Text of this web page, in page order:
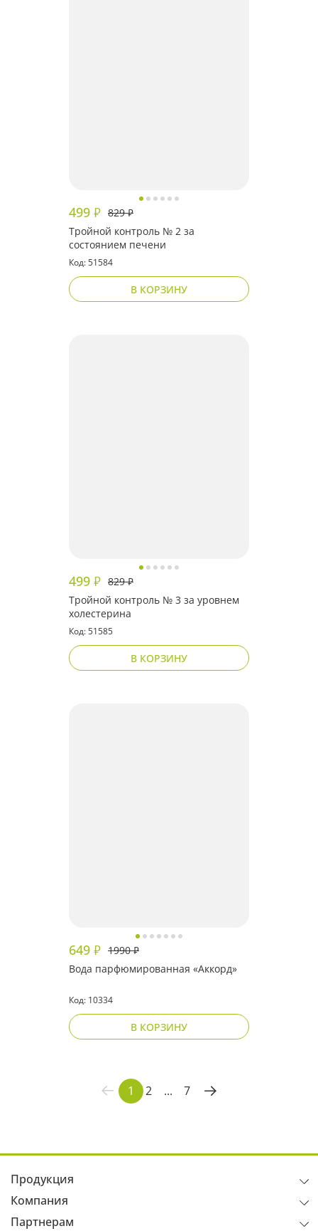
499 ₽ 829₽
Тройной контроль № 2 за
состоянием печени
Код: 51584
В КОРЗИНУ
499 ₽ 829₽
Тройной контроль № 3 за уровнем
холестерина
Код: 51585
В КОРЗИНУ
649 ₽ 1990₽
Вода парфюмированная «Аккорд»
Код: 10334
В КОРЗИНУ
1 2 ... 7
Компания
Партнерам
Продукция